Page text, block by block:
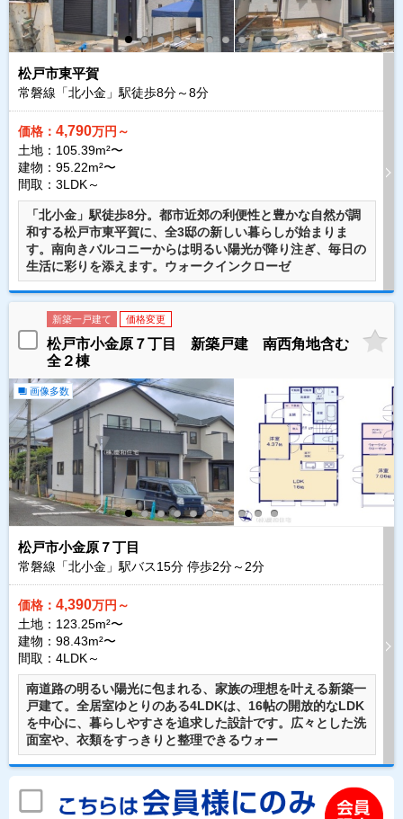
松戸市東平賀
常磐線「北小金」駅徒歩8分～8分
価格： 4,790万円～
土地：105.39m²〜
建物：95.22m²〜
間取：3LDK～
「北小金」駅徒歩8分。都市近郊の利便性と豊かな自然が調
和する松戸市東平賀に、全3邸の新しい暮らしが始まりま
す。南向きバルコニーからは明るい陽光が降り注ぎ、毎日の
生活に彩りを添えます。ウォークインクローゼ
新築一戸建て 価格変更
松戸市小金原７丁目 新築戸建 南西角地含む
全２棟
画像多数
松戸市小金原７丁目
常磐線「北小金」駅バス15分 停歩2分～ 2分
価格： 4,390万円～
土地：123.25m²〜
建物：98.43m²〜
間取：4LDK～
南道路の明るい陽光に包まれる、家族の理想を叶える新築一
戸建て。全居室ゆとりのある4LDKは、16帖の開放的なLDK
を中心に、暮らしやすさを追求した設計です。広々とした洗
面室や、衣類をすっきりと整理できるウォー